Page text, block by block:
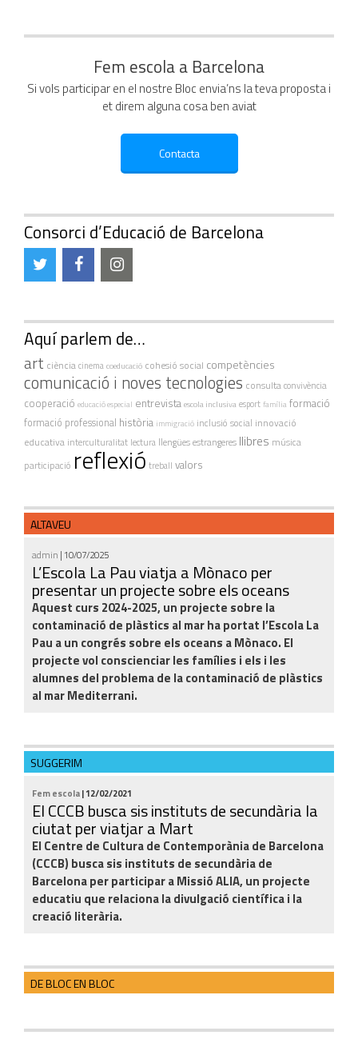
Fem escola a Barcelona
Si vols participar en el nostre Bloc envia’ns la teva proposta i
et direm alguna cosa ben aviat
Consorci d’Educació de Barcelona
Aquí parlem de…
art ciènciacinemacoeducació cohesió social competències
comunicació i noves tecnologies consultaconvivència
cooperació educació especial entrevistaescola inclusivaesport família formació
formació professional història immigració inclusió social innovació
educativa interculturalitat lectura llengües estrangeres llibres música
participació reflexió treball valors
ALTAVEU
admin | 10/07/2025
L’Escola La Pau viatja a Mònaco per
presentar un projecte sobre els oceans
Aquest curs 2024-2025, un projecte sobre la
contaminació de plàstics al mar ha portat l’Escola La
Pau a un congrés sobre els oceans a Mònaco. El
projecte vol conscienciar les famílies i els i les
alumnes del problema de la contaminació de plàstics
al mar Mediterrani.
SUGGERIM
Fem escola| 12/02/2021
El CCCB busca sis instituts de secundària la
ciutat per viatjar a Mart
El Centre de Cultura de Contemporània de Barcelona
(CCCB) busca sis instituts de secundària de
Barcelona per participar a Missió ALIA, un projecte
educatiu que relaciona la divulgació científica i la
creació literària.
DE BLOC EN BLOC